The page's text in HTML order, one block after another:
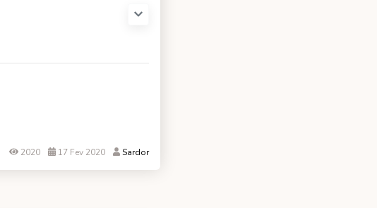
2020 17 Fev 2020 Sardor